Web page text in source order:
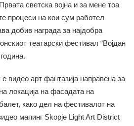
светска војна и за мене тоа
процеси на кои сум работел
добив награда за најдобра
театарски фестивал “Војдан
видео арт фантазија направена за
локација на фасадата на
како дел на фестивалот на
мапинг Skopje Light Art District